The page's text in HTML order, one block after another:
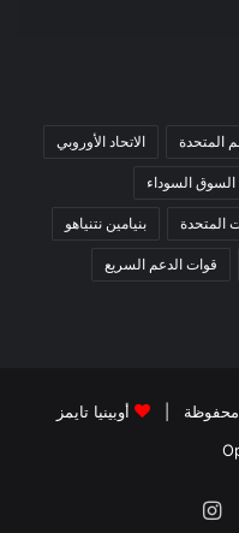
المتحدة الاتحاد الأوروبي
السوق السوداء
المتحدة بنيامين نتنياهو
قوات الدعم السريع
أوبينيا تايمز
انستقرام